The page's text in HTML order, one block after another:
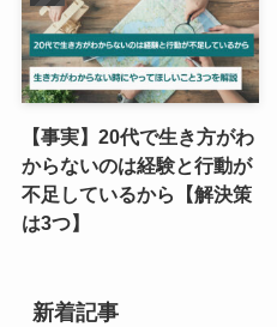
【事実】20代で生き方がわ
からないのは経験と行動が
不足しているから【解決策
は3つ】
新着記事